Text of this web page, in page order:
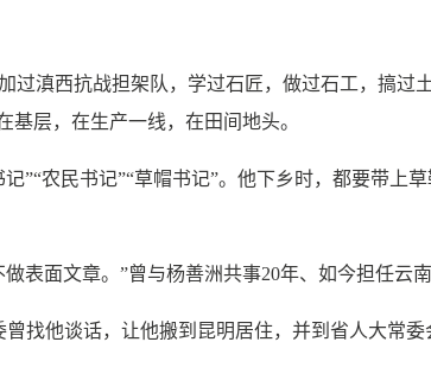
滇西抗战担架队，学过石匠，做过石工，搞过
层，在生产一线，在田间地头。
农民书记”“草帽书记”。他下乡时，都要带上
面文章。”曾与杨善洲共事20年、如今担任云南
他谈话，让他搬到昆明居住，并到省人大常委